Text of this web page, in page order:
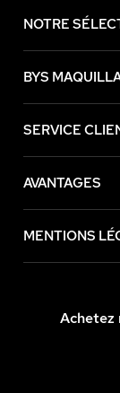
NOTRE
BYS
SERVICE
AVANTAGES
MENTIONS
Achetez